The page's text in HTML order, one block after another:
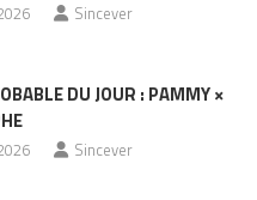
Sincever
DU JOUR : PAMMY ×
Sincever